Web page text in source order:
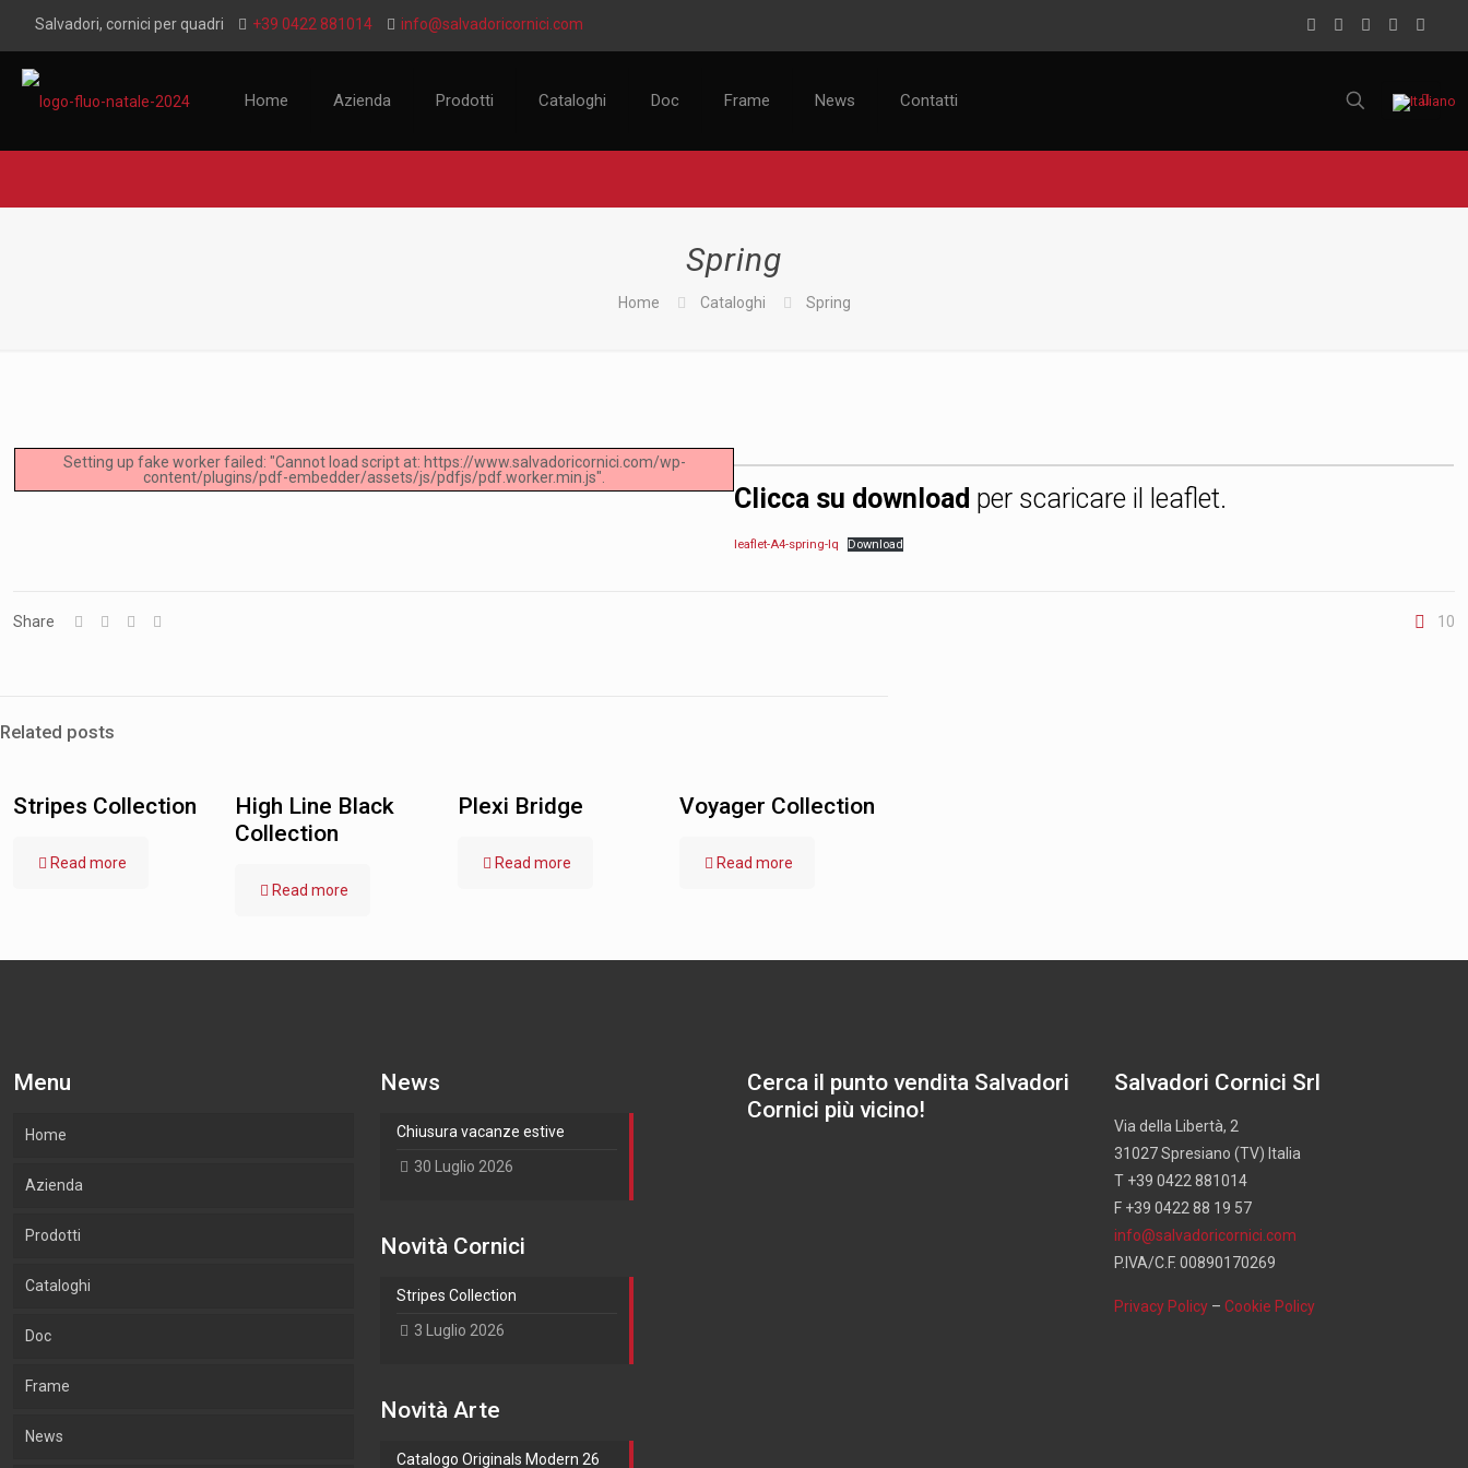
Salvadori, cornici per quadri +39 0422 881014 info@salvadoricornici.com
Home Azienda Prodotti Cataloghi Doc Frame News Contatti
Spring
Home Cataloghi Spring
Setting up fake worker failed: "Cannot load script at: https://www.salvadoricornici.com/wp-
content/plugins/pdf-embedder/assets/js/pdfjs/pdf.worker.min.js".
Clicca su download per scaricare il leaflet.
leaflet-A4-spring-lq Download
Share 10
Related posts
Stripes Collection
Read more
High Line Black
Collection
Read more
Plexi Bridge
Read more
Voyager Collection
Read more
Menu
Home
Azienda
La nostra azienda
Cosa Produciamo
Cornici Lab.Art
Legni utilizzati
Ambiente e sostenibilità
Prodotti
Cornici
Accessori
Arte
Wallpaper
Cataloghi
Cornici
Accessori
Arte
Doc
Frame
News
News
Chiusura vacanze estive
30 Luglio 2026
Novità Cornici
Stripes Collection
3 Luglio 2026
Novità Arte
Catalogo Originals Modern 26
Cerca il punto vendita Salvadori
Cornici più vicino!
Salvadori Cornici Srl
Via della Libertà, 2
31027 Spresiano (TV) Italia
T +39 0422 881014
F +39 0422 88 19 57
info@salvadoricornici.com
P.IVA/C.F. 00890170269
Privacy Policy – Cookie Policy